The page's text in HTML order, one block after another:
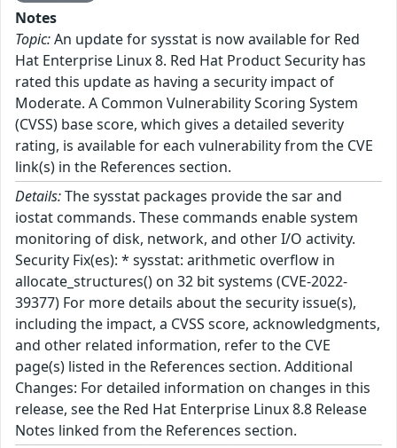
Notes
Topic:An update for sysstat is now available for Red
Hat Enterprise Linux 8. Red Hat Product Security has
rated this update as having a security impact of
Moderate. A Common Vulnerability Scoring System
(CVSS) base score, which gives a detailed severity
rating, is available for each vulnerability from the CVE
link(s) in the References section.
Details:The sysstat packages provide the sar and
iostat commands. These commands enable system
monitoring of disk, network, and other I/O activity.
Security Fix(es): * sysstat: arithmetic overflow in
allocate_structures() on 32 bit systems (CVE-2022-
39377) For more details about the security issue(s),
including the impact, a CVSS score, acknowledgments,
and other related information, refer to the CVE
page(s) listed in the References section. Additional
Changes: For detailed information on changes in this
release, see the Red Hat Enterprise Linux 8.8 Release
Notes linked from the References section.